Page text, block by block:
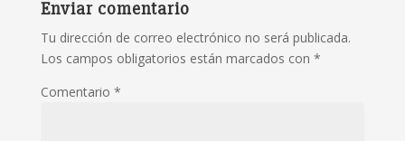
Enviar comentario
Tu dirección de correo electrónico no será publicada.
Los campos obligatorios están marcados con *
Comentario *